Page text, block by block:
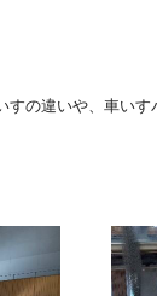
すの違いや、車い